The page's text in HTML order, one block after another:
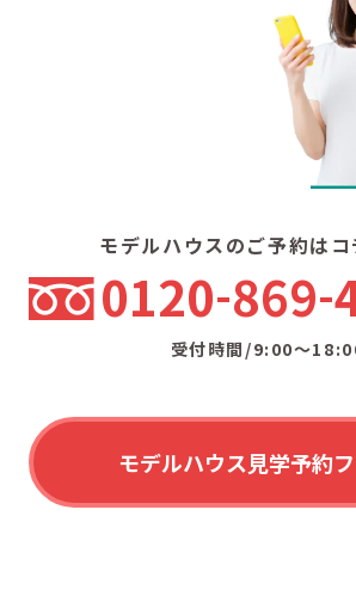
モデルハウスのご予約はコ
0120 869
受付時間/9:00〜
モデルハウス見学予約